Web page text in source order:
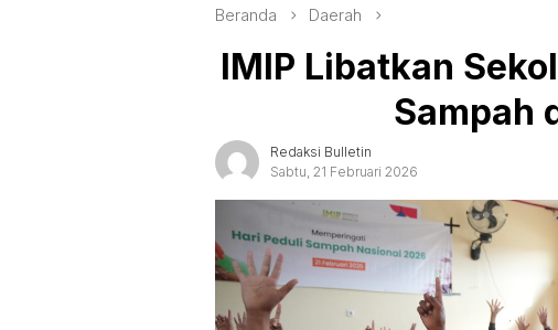
Beranda Daerah
IMIP Libatkan
Sampah
Redaksi Bulletin
Sabtu, 21 Februari 2026